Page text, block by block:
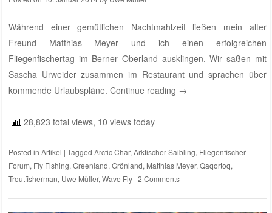
Während einer gemütlichen Nachtmahlzeit ließen mein alter
Freund Matthias Meyer und ich einen erfolgreichen
Fliegenfischertag im Berner Oberland ausklingen. Wir saßen mit
Sascha Urweider zusammen im Restaurant und sprachen über
kommende Urlaubspläne. Continue reading →
28,823 total views, 10 views today
Posted in Artikel | Tagged Arctic Char, Arktischer Saibling, Fliegenfischer-
Forum, Fly Fishing, Greenland, Grönland, Matthias Meyer, Qaqortoq,
Troutfisherman, Uwe Müller, Wave Fly | 2 Comments